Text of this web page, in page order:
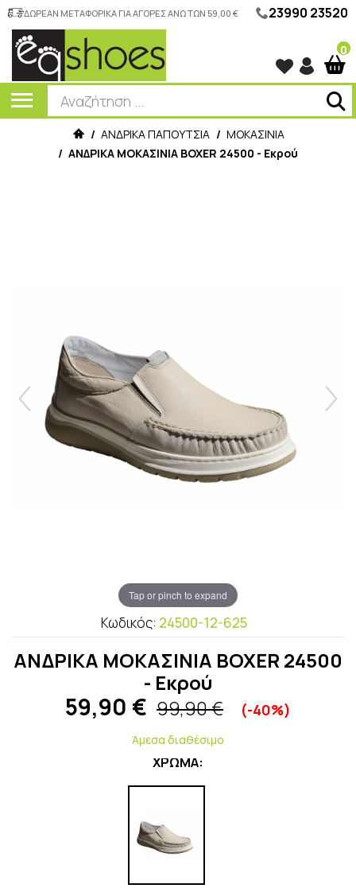
ΔΩΡΕΑΝ ΜΕΤΑΦΟΡΙΚΑ ΓΙΑ ΑΓΟΡΕΣ ΑΝΩ ΤΩΝ 59,00 € 23990 23520
0
/ ΑΝΔΡΙΚΑ ΠΑΠΟΥΤΣΙΑ / ΜΟΚΑΣΙΝΙΑ
/ ΑΝΔΡΙΚΑ ΜΟΚΑΣΙΝΙΑ BOXER 24500 - Εκρού
Tap or pinch to expand
Κωδικός: 24500-12-625
ΑΝΔΡΙΚΑ ΜΟΚΑΣΙΝΙΑ BOXER 24500
- Εκρού
59,90 € 99,90 € (-40%)
Άμεσα διαθέσιμο
ΧΡΩΜΑ: